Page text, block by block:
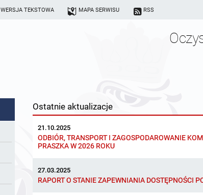
WERSJA TEKSTOWA MAPA SERWISU RSS
Ostatnie aktualizacje
21.10.2025
ODBIÓR, TRANSPORT I ZAGOSPODAROWANIE
PRASZKA W 2026 ROKU
27.03.2025
RAPORT O STANIE ZAPEWNIANIA DOSTĘPNOŚCI